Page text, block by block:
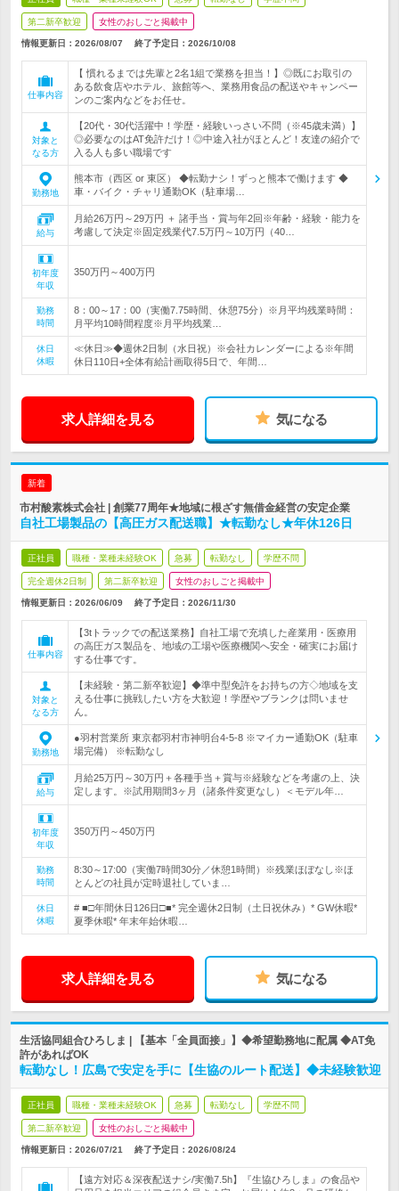
第二新卒歓迎 女性のおしごと掲載中
情報更新日：2026/08/07 終了予定日： 2026/10/08
仕事内容
【 慣れるまでは先輩と2名1組で業務を担当！】◎既にお取引の
ある飲食店やホテル、旅館等へ、業務用食品の配送やキャンペー
ンのご案内などをお任せ。
対象と
なる方
【20代・30代活躍中！学歴・経験いっさい不問（※45歳未満）】
◎必要なのはAT免許だけ！◎中途入社がほとんど！友達の紹介で
入る人も多い職場です
勤務地
熊本市（西区 or 東区） ◆転勤ナシ！ずっと熊本で働けます ◆
車・バイク・チャリ通勤OK（駐車場…
給与
月給26万円～29万円 ＋ 諸手当・賞与年2回※年齢・経験・能力を
考慮して決定※固定残業代7.5万円～10万円（40…
初年度
年収
350万円～400万円
勤務
時間
8：00～17：00（実働7.75時間、休憩75分）※月平均残業時間：
月平均10時間程度※月平均残業…
休日
休暇
≪休日≫◆週休2日制（水日祝）※会社カレンダーによる※年間
休日110日+全体有給計画取得5日で、年間…
求人詳細を見る 気になる
新着
市村酸素株式会社 | 創業77周年★地域に根ざす無借金経営の安定企業
自社工場製品の【高圧ガス配送職】★転勤なし★年休126日
正社員 職種・業種未経験OK 急募 転勤なし 学歴不問
完全週休2日制 第二新卒歓迎 女性のおしごと掲載中
情報更新日：2026/06/09 終了予定日： 2026/11/30
仕事内容
【3tトラックでの配送業務】自社工場で充填した産業用・医療用
の高圧ガス製品を、地域の工場や医療機関へ安全・確実にお届け
する仕事です。
対象と
なる方
【未経験・第二新卒歓迎】◆準中型免許をお持ちの方◇地域を支
える仕事に挑戦したい方を大歓迎！学歴やブランクは問いませ
ん。
勤務地
●羽村営業所 東京都羽村市神明台4-5-8 ※マイカー通勤OK（駐車
場完備） ※転勤なし
給与
月給25万円～30万円＋各種手当＋賞与※経験などを考慮の上、決
定します。※試用期間3ヶ月（諸条件変更なし）＜モデル年…
初年度
年収
350万円～450万円
勤務
時間
8:30～17:00（実働7時間30分／休憩1時間）※残業ほぼなし※ほ
とんどの社員が定時退社していま…
休日
休暇
# ■□年間休日126日□■* 完全週休2日制（土日祝休み）* GW休暇*
夏季休暇* 年末年始休暇…
求人詳細を見る 気になる
生活協同組合ひろしま | 【基本「全員面接」】◆希望勤務地に配属 ◆AT免
許があればOK
転勤なし！広島で安定を手に【生協のルート配送】◆未経験歓迎
正社員 職種・業種未経験OK 急募 転勤なし 学歴不問
第二新卒歓迎 女性のおしごと掲載中
情報更新日：2026/07/21 終了予定日： 2026/08/24
【遠方対応＆深夜配送ナシ/実働7.5h】『生協ひろしま』の食品や